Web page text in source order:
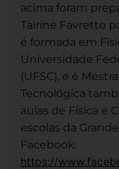
acima foram
Tairine Favretto
é formada em
Universidade
(UFSC), e é
Tecnológica
aulas de Física e
escolas da
Facebook:
https://